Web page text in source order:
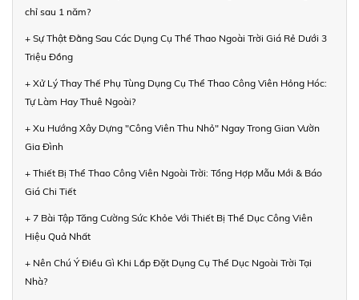
chỉ sau 1 năm?
+ Sự Thật Đằng Sau Các Dụng Cụ Thể Thao Ngoài Trời Giá Rẻ Dưới 3
Triệu Đồng
+ Xử Lý Thay Thế Phụ Tùng Dụng Cụ Thể Thao Công Viên Hỏng Hóc:
Tự Làm Hay Thuê Ngoài?
+ Xu Hướng Xây Dựng "Công Viên Thu Nhỏ" Ngay Trong Gian Vườn
Gia Đình
+ Thiết Bị Thể Thao Công Viên Ngoài Trời: Tổng Hợp Mẫu Mới & Báo
Giá Chi Tiết
+ 7 Bài Tập Tăng Cường Sức Khỏe Với Thiết Bị Thể Dục Công Viên
Hiệu Quả Nhất
+ Nên Chú Ý Điều Gì Khi Lắp Đặt Dụng Cụ Thể Dục Ngoài Trời Tại
Nhà?